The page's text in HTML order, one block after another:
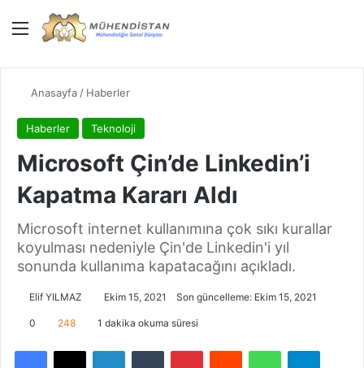
Menü
Anasayfa / Haberler
Haberler Teknoloji
Microsoft Çin’de Linkedin’i
Kapatma Kararı Aldı
Microsoft internet kullanımına çok sıkı kurallar
koyulması nedeniyle Çin'de Linkedin'i yıl
sonunda kullanıma kapatacağını açıkladı.
Elif YILMAZ Ekim 15, 2021 Son güncelleme: Ekim 15, 2021
0 248 1 dakika okuma süresi
Facebook
X LinkedInTumblr PinterestReddit WhatsApp